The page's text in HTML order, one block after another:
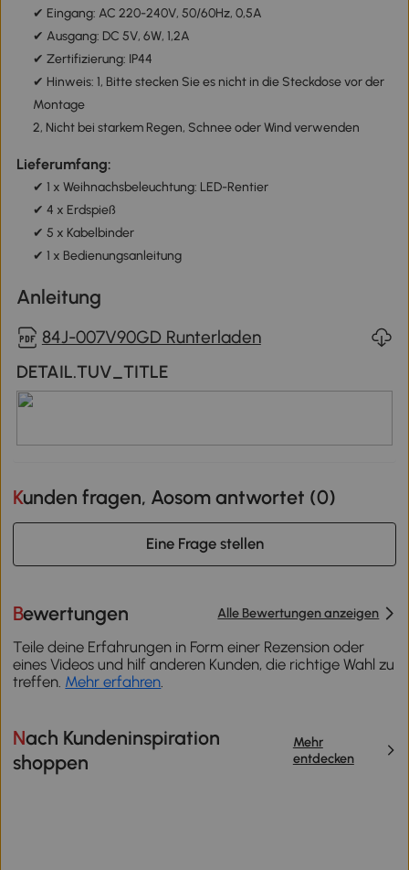
✔ Eingang: AC 220-240V, 50/60Hz, 0,5A
✔ Ausgang: DC 5V, 6W, 1,2A
✔ Zertifizierung: IP44
✔ Hinweis: 1, Bitte stecken Sie es nicht in die Steckdose vor der
Montage
2, Nicht bei starkem Regen, Schnee oder Wind verwenden
Lieferumfang:
✔ 1 x Weihnachsbeleuchtung: LED-Rentier
✔ 4 x Erdspieß
✔ 5 x Kabelbinder
✔ 1 x Bedienungsanleitung
Anleitung
84J-007V90GD Runterladen
DETAIL.TUV_TITLE
Kunden fragen, Aosom antwortet (0)
Eine Frage stellen
Bewertungen Alle Bewertungen anzeigen
Teile deine Erfahrungen in Form einer Rezension oder
eines Videos und hilf anderen Kunden, die richtige Wahl zu
treffen. Mehr erfahren.
Nach Kundeninspiration
shoppen
Mehr
entdecken